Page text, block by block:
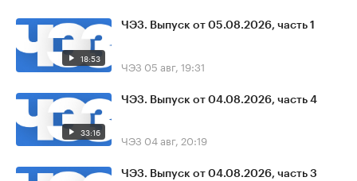
18:53
ЧЭЗ. Выпуск от 05.08.2026, часть 1
ЧЭЗ 05 авг, 19:31
33:16
ЧЭЗ. Выпуск от 04.08.2026, часть 4
ЧЭЗ 04 авг, 20:19
ЧЭЗ. Выпуск от 04.08.2026, часть 3